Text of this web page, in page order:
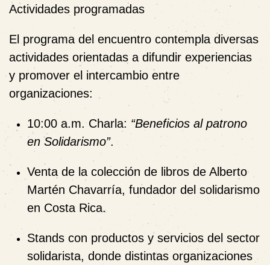
Actividades programadas
El programa del encuentro contempla diversas
actividades orientadas a difundir experiencias
y promover el intercambio entre
organizaciones:
10:00 a.m. Charla: “Beneficios al patrono
en Solidarismo”.
Venta de la colección de libros de Alberto
Martén Chavarría, fundador del solidarismo
en Costa Rica.
Stands con productos y servicios del sector
solidarista, donde distintas organizaciones